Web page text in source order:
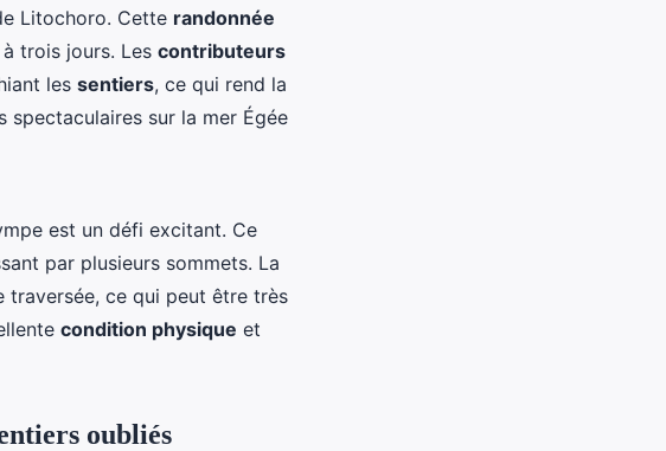
Litochoro. Cette randonnée
trois jours. Les contributeurs
les sentiers, ce qui rend la
sur la mer Égée
est un défi excitant. Ce
par plusieurs sommets. La
ce qui peut être très
condition physique et
oubliés